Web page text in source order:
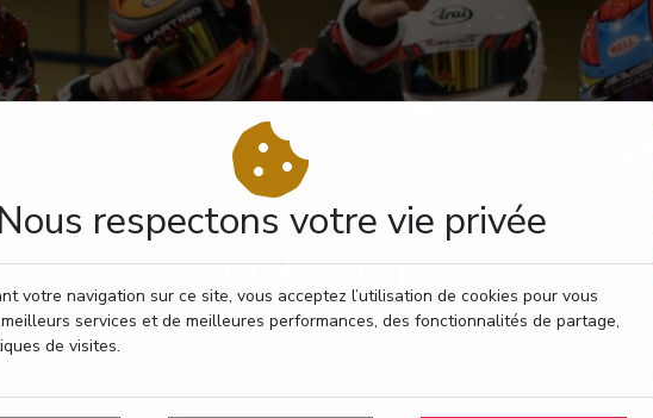
Nous respectons votre vie privée
votre navigation sur ce site, vous acceptez l’utilisation de cookies pour vous
services et de meilleures performances, des fonctionnalités de partage,
de visites.
CONTACT
RÉSERVEZ VOTRE PASSAGE